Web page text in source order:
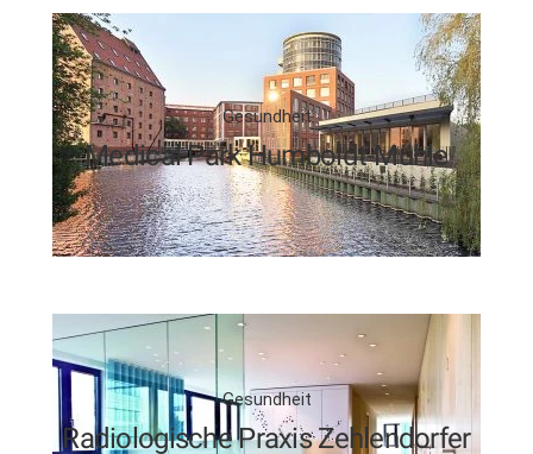
Gesundheit
Medical Park Humboldt-Mühle
Gesundheit
Radiologische Praxis Zehlendorfer